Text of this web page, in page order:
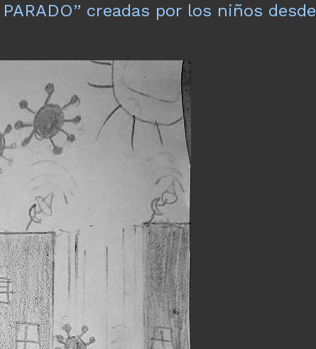
creadas por los niños desde